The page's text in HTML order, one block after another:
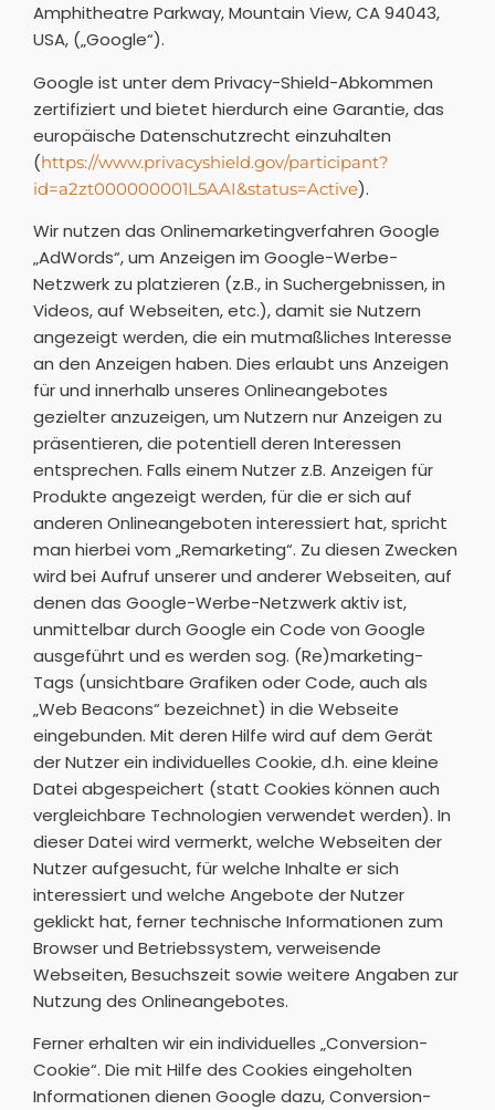
Amphitheatre Parkway, Mountain View, CA 94043,
USA, („Google“).
Google ist unter dem Privacy-Shield-Abkommen
zertifiziert und bietet hierdurch eine Garantie, das
europäische Datenschutzrecht einzuhalten
(https://www.privacyshield.gov/participant?
id=a2zt000000001L5AAI&status=Active).
Wir nutzen das Onlinemarketingverfahren Google
„AdWords“, um Anzeigen im Google-Werbe-
Netzwerk zu platzieren (z.B., in Suchergebnissen, in
Videos, auf Webseiten, etc.), damit sie Nutzern
angezeigt werden, die ein mutmaßliches Interesse
an den Anzeigen haben. Dies erlaubt uns Anzeigen
für und innerhalb unseres Onlineangebotes
gezielter anzuzeigen, um Nutzern nur Anzeigen zu
präsentieren, die potentiell deren Interessen
entsprechen. Falls einem Nutzer z.B. Anzeigen für
Produkte angezeigt werden, für die er sich auf
anderen Onlineangeboten interessiert hat, spricht
man hierbei vom „Remarketing“. Zu diesen Zwecken
wird bei Aufruf unserer und anderer Webseiten, auf
denen das Google-Werbe-Netzwerk aktiv ist,
unmittelbar durch Google ein Code von Google
ausgeführt und es werden sog. (Re)marketing-
Tags (unsichtbare Grafiken oder Code, auch als
„Web Beacons“ bezeichnet) in die Webseite
eingebunden. Mit deren Hilfe wird auf dem Gerät
der Nutzer ein individuelles Cookie, d.h. eine kleine
Datei abgespeichert (statt Cookies können auch
vergleichbare Technologien verwendet werden). In
dieser Datei wird vermerkt, welche Webseiten der
Nutzer aufgesucht, für welche Inhalte er sich
interessiert und welche Angebote der Nutzer
geklickt hat, ferner technische Informationen zum
Browser und Betriebssystem, verweisende
Webseiten, Besuchszeit sowie weitere Angaben zur
Nutzung des Onlineangebotes.
Ferner erhalten wir ein individuelles „Conversion-
Cookie“. Die mit Hilfe des Cookies eingeholten
Informationen dienen Google dazu, Conversion-